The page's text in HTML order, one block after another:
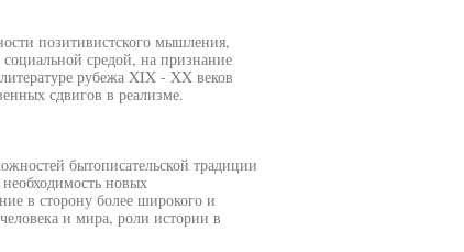
позитивистского мышления,
средой, на признание
рубежа XIX - XX веков
сдвигов в реализме.
бытописательской традиции
новых
в сторону более широкого и
и мира, роли истории в